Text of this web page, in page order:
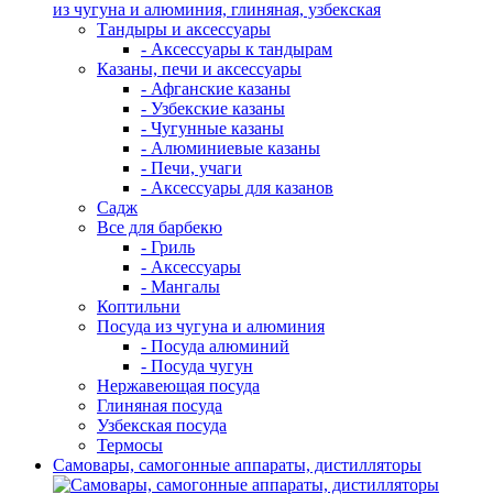
Тандыры и аксессуары
- Аксессуары к тандырам
Казаны, печи и аксессуары
- Афганские казаны
- Узбекские казаны
- Чугунные казаны
- Алюминиевые казаны
- Печи, учаги
- Аксессуары для казанов
Садж
Все для барбекю
- Гриль
- Аксессуары
- Мангалы
Коптильни
Посуда из чугуна и алюминия
- Посуда алюминий
- Посуда чугун
Нержавеющая посуда
Глиняная посуда
Узбекская посуда
Термосы
Самовары, самогонные аппараты, дистилляторы